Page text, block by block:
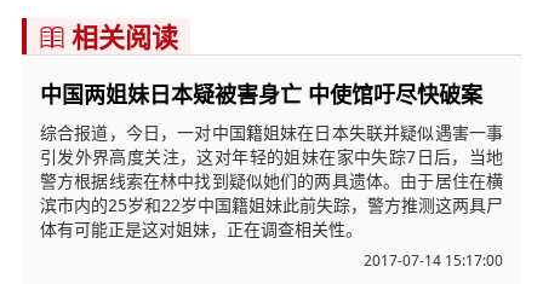
 相关阅读
中国两姐妹日本疑被害身亡 中使馆吁尽快破案
综合报道，今日，一对中国籍姐妹在日本失联并疑似遇害一事
引发外界高度关注，这对年轻的姐妹在家中失踪7日后，当地
警方根据线索在林中找到疑似她们的两具遗体。由于居住在横
滨市内的25岁和22岁中国籍姐妹此前失踪，警方推测这两具尸
体有可能正是这对姐妹，正在调查相关性。
2017-07-14 15:17:00